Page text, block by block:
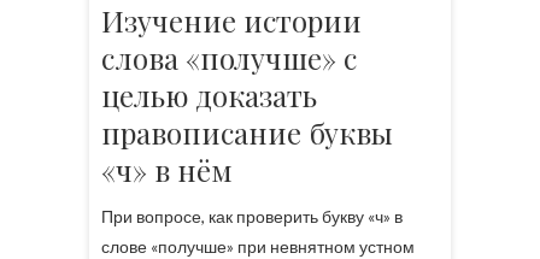
Изучение истории
слова «получше» с
целью доказать
правописание буквы
«ч» в нём
При вопросе, как проверить букву «ч» в
слове «получше» при невнятном устном